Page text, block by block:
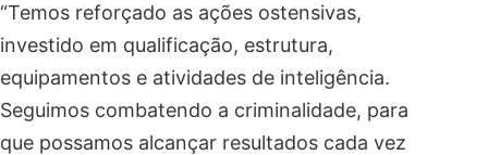
“Temos reforçado as ações ostensivas,
investido em qualificação, estrutura,
equipamentos e atividades de inteligência.
Seguimos combatendo a criminalidade, para
que possamos alcançar resultados cada vez